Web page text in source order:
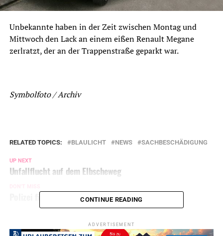
Unbekannte haben in der Zeit zwischen Montag und
Mittwoch den Lack an einem eißen Renault Megane
zerlratzt, der an der Trappenstraße geparkt war.
Symbolfoto / Archiv
RELATED TOPICS: BLAULICHT NEWS SACHBESCHÄDIGUNG
UP NEXT
Unfallflucht auf dem Elbscheweg
Polizei findet Drogen bei Personenkontrolle
CONTINUE READING
ADVERTISEMENT